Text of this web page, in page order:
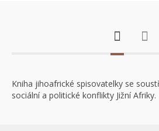
Kniha jihoafrické spisovatelky se
sociální a politické konflikty Jižní Afriky.